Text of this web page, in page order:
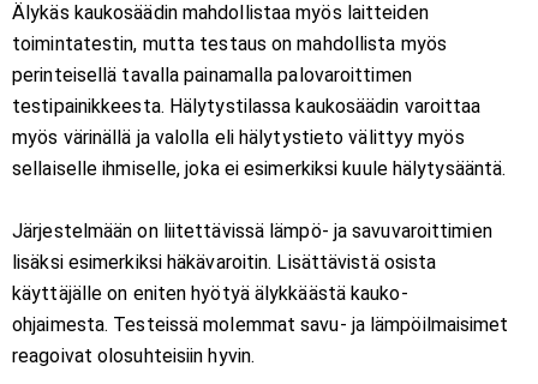
Älykäs kaukosäädin mahdollistaa myös laitteiden
toimintatestin, mutta testaus on mahdollista myös
perinteisellä tavalla painamalla palovaroittimen
testipainikkeesta. Hälytystilassa kaukosäädin varoittaa
myös värinällä ja valolla eli hälytystieto välittyy myös
sellaiselle ihmiselle, joka ei esimerkiksi kuule hälytysääntä.
Järjestelmään on liitettävissä lämpö- ja savuvaroittimien
lisäksi esimerkiksi häkävaroitin. Lisättävistä osista
käyttäjälle on eniten hyötyä älykkäästä kauko-
ohjaimesta. Testeissä molemmat savu- ja lämpöilmaisimet
reagoivat olosuhteisiin hyvin.